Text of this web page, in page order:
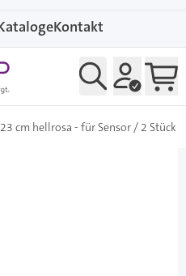
Kontakt
cm hellrosa - für Sensor / 2 Stück